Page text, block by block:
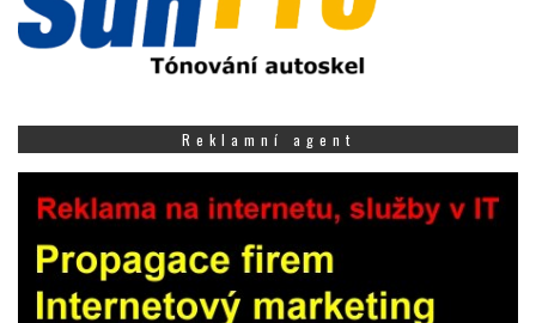
Reklamní agent